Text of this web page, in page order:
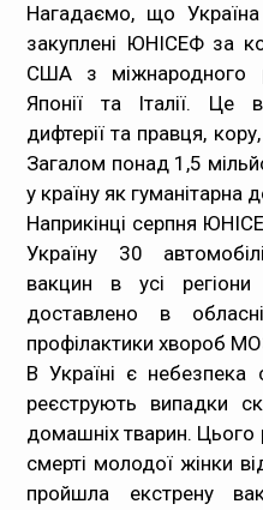
Нагадаємо, що
закуплені ЮНІСЕФ за
США з міжнародного
Японії та Італії. Це
дифтерії та правця,
Загалом понад 1,5
у країну як гуманітарна
Наприкінці серпня
Україну 30
вакцин в усі
доставлено в
профілактики хвороб
В Україні є небезпека
реєструють випадки
домашніх тварин. Цього
смерті молодої жінки
пройшла екстрену